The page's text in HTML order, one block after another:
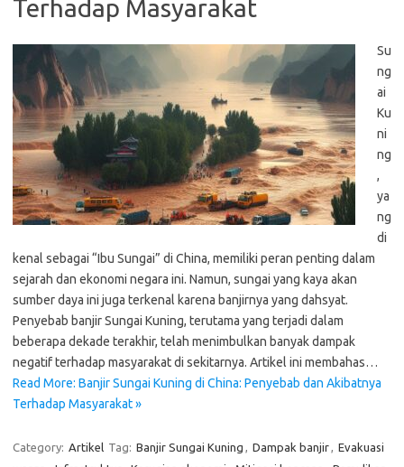
Terhadap Masyarakat
Su
ng
ai
Ku
ni
ng
,
ya
ng
di
kenal sebagai “Ibu Sungai” di China, memiliki peran penting dalam
sejarah dan ekonomi negara ini. Namun, sungai yang kaya akan
sumber daya ini juga terkenal karena banjirnya yang dahsyat.
Penyebab banjir Sungai Kuning, terutama yang terjadi dalam
beberapa dekade terakhir, telah menimbulkan banyak dampak
negatif terhadap masyarakat di sekitarnya. Artikel ini membahas…
Read More: Banjir Sungai Kuning di China: Penyebab dan Akibatnya
Terhadap Masyarakat »
Category: Artikel Tag: Banjir Sungai Kuning , Dampak banjir, Evakuasi